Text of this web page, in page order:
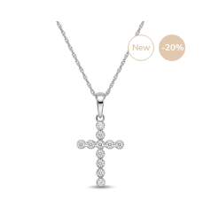
-20%
New